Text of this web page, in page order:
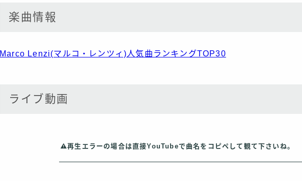
楽曲情報
Marco Lenzi(マルコ・レンツィ)人気曲ランキングTOP30
ライブ動画
再生エラーの場合は直接YouTubeで曲名をコピペして観て下さいね。